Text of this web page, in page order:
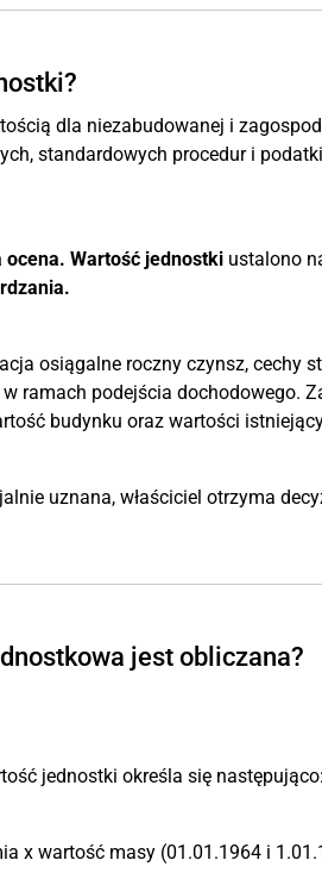
dla niezabudowanej i
standardowych procedur i
ocena. Wartość jednostki ustalono
osiągalne roczny czynsz, cechy
ramach podejścia dochodowego.
budynku oraz wartości
uznana, właściciel otrzyma
jest obliczana?
jednostki określa się następująco:
x wartość masy (01.01.1964 i